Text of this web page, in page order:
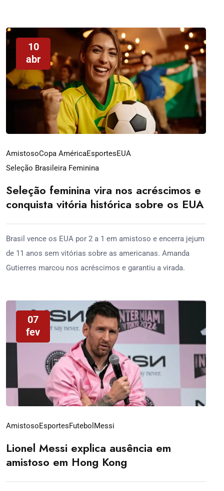
10
abr
AmistosoCopa AméricaEsportesEUA
Seleção Brasileira Feminina
Seleção feminina vira nos acréscimos e
conquista vitória histórica sobre os EUA
Brasil vence os EUA por 2 a 1 em amistoso e encerra jejum
de 11 anos sem vitórias sobre as americanas. Amanda
Gutierres marcou nos acréscimos e garantiu a virada.
07
fev
AmistosoEsportesFutebol Messi
Lionel Messi explica ausência em
amistoso em Hong Kong